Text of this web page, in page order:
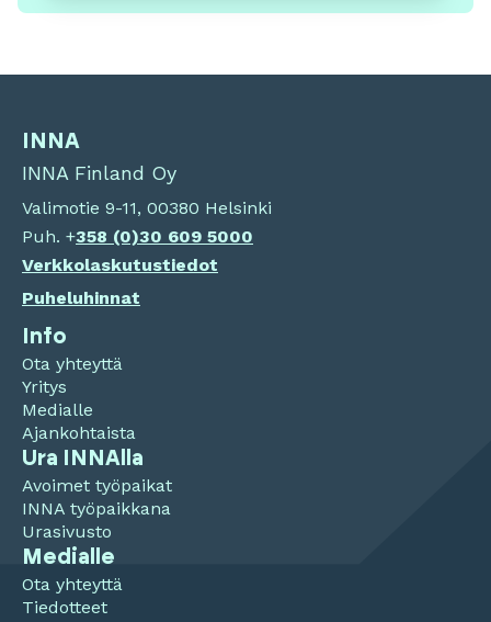
INNA
INNA Finland Oy
Valimotie 9-11, 00380 Helsinki
Puh. +358 (0)30 609 5000
Verkkolaskutustiedot
Puheluhinnat
Info
Ota yhteyttä
Yritys
Medialle
Ajankohtaista
Ura INNAlla
Avoimet työpaikat
INNA työpaikkana
Urasivusto
Medialle
Ota yhteyttä
Tiedotteet